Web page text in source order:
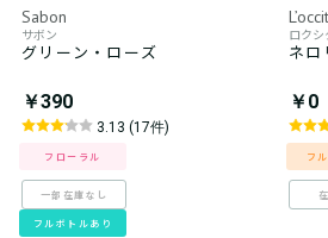
Sabon
サボン
グリーン・ローズ
￥390
3.13 (17件)
フローラル
一部在庫なし
フルボトルあり
ロクシ
ネロ
￥0
フ